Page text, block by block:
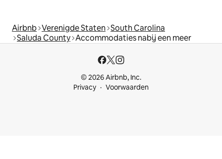
Airbnb Verenigde Staten South Carolina
Saluda County Accommodaties nabij een meer
© 2026 Airbnb, Inc.
Privacy
Voorwaarden